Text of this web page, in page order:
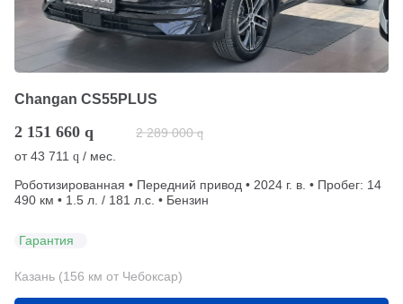
Changan CS55PLUS
2 151 660 q 2 289 000 q
от43 711 q / мес.
Роботизированная • Передний привод • 2024 г. в. • Пробег: 14
490 км • 1.5 л. / 181 л.с. • Бензин
Гарантия
Казань (156 км от Чебоксар)